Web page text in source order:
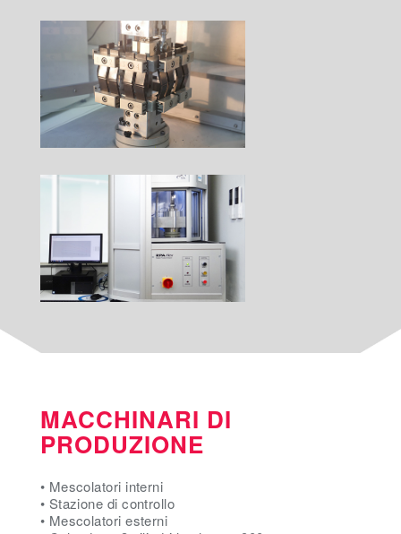
MACCHINARI DI
PRODUZIONE
• Mescolatori interni
• Stazione di controllo
• Mescolatori esterni